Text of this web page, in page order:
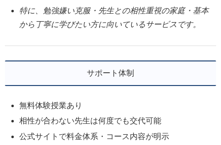
特に、勉強嫌い克服・先生との相性重視の家庭・基本
から丁寧に学びたい方に向いているサービスです。
サポート体制
無料体験授業あり
相性が合わない先生は何度でも交代可能
公式サイトで料金体系・コース内容が明示